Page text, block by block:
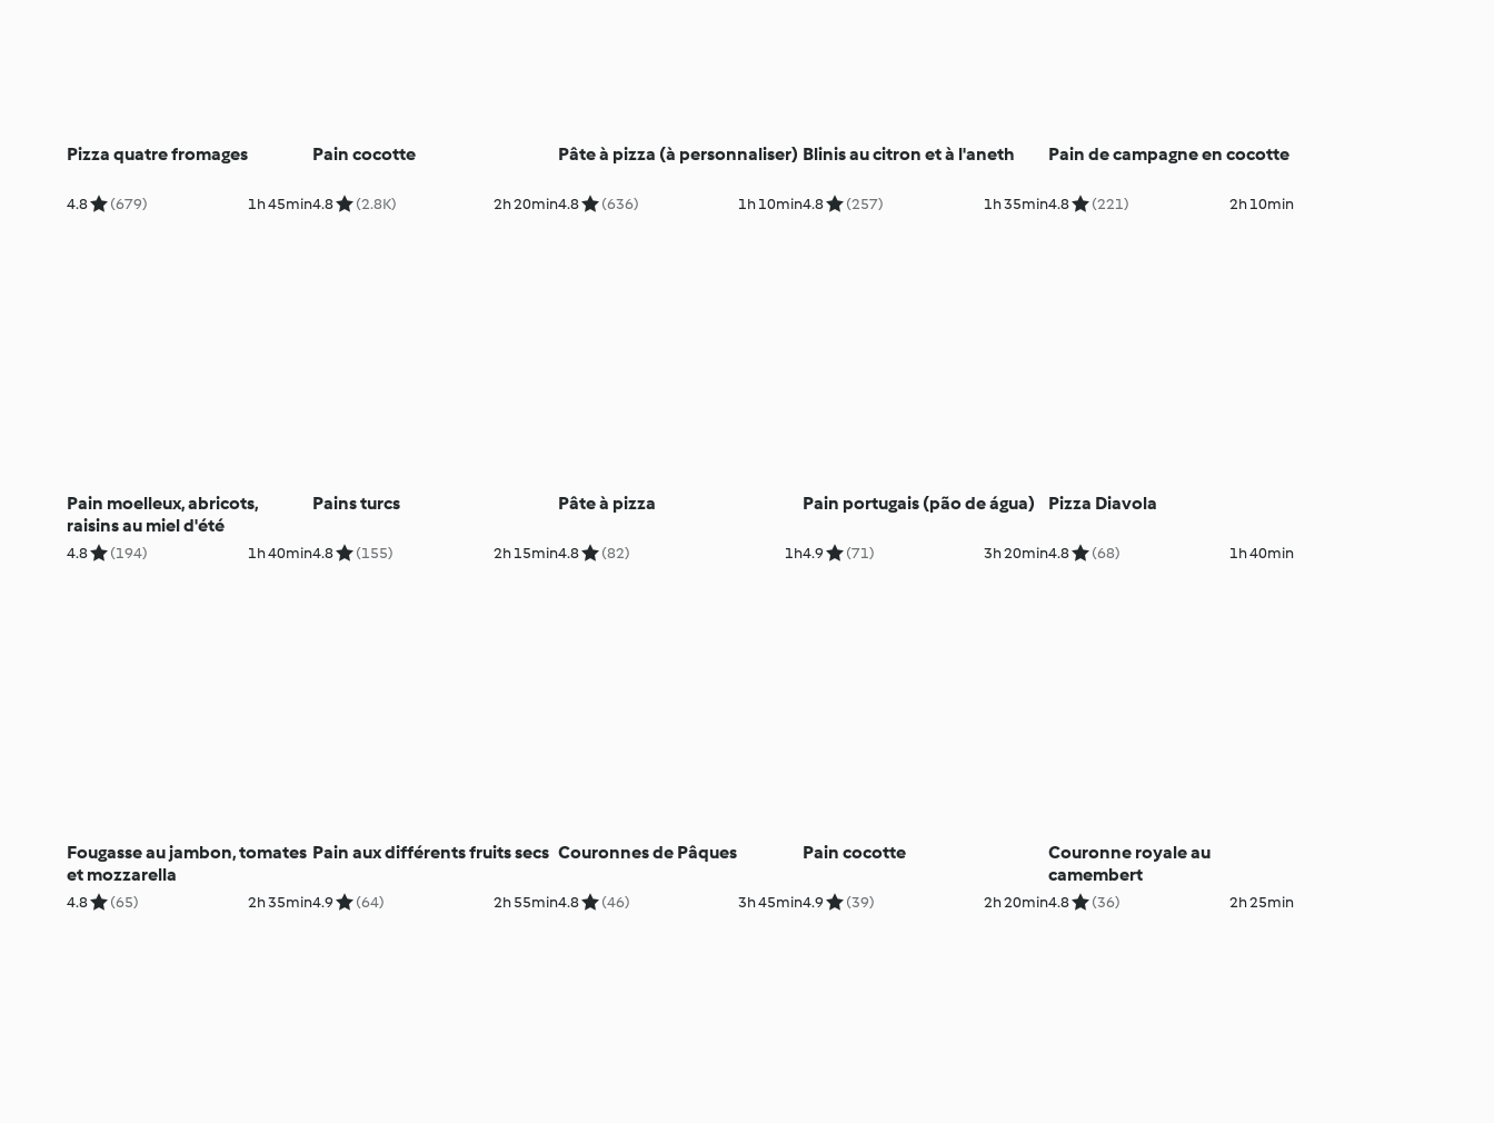
Pizza quatre fromages
4.8 (679) 1h 45min
Pain cocotte
4.8 (2.8K) 2h 20min
Pâte à pizza (à personnaliser)
4.8 (636) 1h 10min
Blinis au citron et à l'aneth
4.8 (257) 1h 35min
Pain de campagne en cocotte
4.8 (221) 2h 10min
Pain moelleux, abricots,
raisins au miel d'été
4.8 (194) 1h 40min
Pains turcs
4.8 (155) 2h 15min
Pâte à pizza
4.8 (82) 1h
Pain portugais (pão de água)
4.9 (71) 3h 20min
Pizza Diavola
4.8 (68) 1h 40min
Fougasse au jambon, tomates
et mozzarella
4.8 (65) 2h 35min
Pain aux différents fruits secs
4.9 (64) 2h 55min
Couronnes de Pâques
4.8 (46) 3h 45min
Pain cocotte
4.9 (39) 2h 20min
Couronne royale au
camembert
4.8 (36) 2h 25min